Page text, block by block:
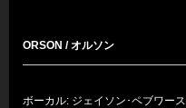
ORSON / オルソン
ボーカル: ジェイソン･ペブワース